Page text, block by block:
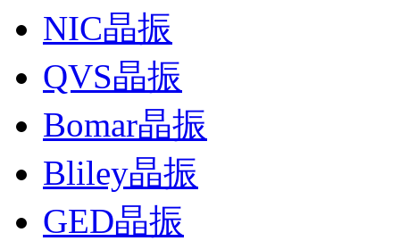
NIC晶振
QVS晶振
Bomar晶振
Bliley晶振
GED晶振